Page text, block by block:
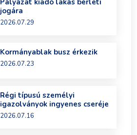
jogára
2026.07.29
Kormányablak busz érkezik
2026.07.23
Régi típusú személyi
igazolványok ingyenes cseréje
2026.07.16